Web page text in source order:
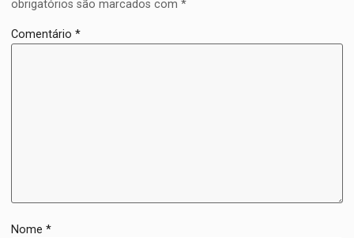
obrigatórios são marcados com*
Comentário*
Nome*